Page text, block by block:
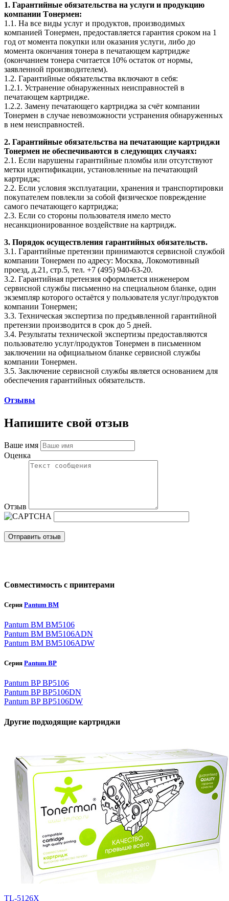
1. Гарантийные обязательства на услуги и продукцию
компании Tонермен:
1.1. На все виды услуг и продуктов, производимых
компанией Tонермен, предоставляется гарантия сроком на 1
год от момента покупки или оказания услуги, либо до
момента окончания тонера в печатающем картридже
(окончанием тонера считается 10% остаток от нормы,
заявленной производителем).
1.2. Гарантийные обязательства включают в себя:
1.2.1. Устранение обнаруженных неисправностей в
печатающем картридже.
1.2.2. Замену печатающего картриджа за счёт компании
Тонермен в случае невозможности устранения обнаруженных
в нем неисправностей.
2. Гарантийные обязательства на печатающие картриджи
Тонермен не обеспечиваются в следующих случаях:
2.1. Если нарушены гарантийные пломбы или отсутствуют
метки идентификации, установленные на печатающий
картридж;
2.2. Если условия эксплуатации, хранения и транспортировки
покупателем повлекли за собой физическое повреждение
самого печатающего картриджа;
2.3. Если со стороны пользователя имело место
несанкционированное воздействие на картридж.
3. Порядок осуществления гарантийных обязательств.
3.1. Гарантийные претензии принимаются сервисной службой
компании Тонермен по адресу: Москва, Локомотивный
проезд, д.21, стр.5, тел. +7 (495) 940-63-20.
3.2. Гарантийная претензия оформляется инженером
сервисной службы письменно на специальном бланке, один
экземпляр которого остаётся у пользователя услуг/продуктов
компании Тонермен;
3.3. Техническая экспертиза по предъявленной гарантийной
претензии производится в срок до 5 дней.
3.4. Результаты технической экспертизы предоставляются
пользователю услуг/продуктов Тонермен в письменном
заключении на официальном бланке сервисной службы
компании Тонермен.
3.5. Заключение сервисной службы является основанием для
обеспечения гарантийных обязательств.
Отзывы
Напишите свой отзыв
Ваше имя
Оценка
Отзыв
Отправить отзыв
Совместимость с принтерами
Серия Pantum BM
Pantum BM BM5106
Pantum BM BM5106ADN
Pantum BM BM5106ADW
Серия Pantum BP
Pantum BP BP5106
Pantum BP BP5106DN
Pantum BP BP5106DW
Другие подходящие картриджи
TL-5126X